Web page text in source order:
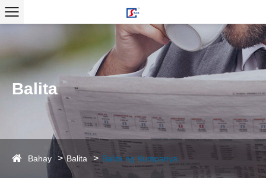
Balita
Bahay Balita Balita ng Kumpanya